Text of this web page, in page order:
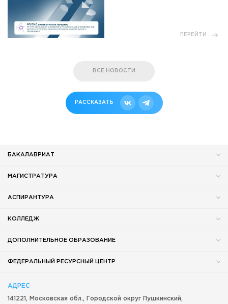
ПЕРЕЙТИ
ВСЕ НОВОСТИ
РАССКАЗАТЬ
БАКАЛАВРИАТ
МАГИСТРАТУРА
АСПИРАНТУРА
КОЛЛЕДЖ
ДОПОЛНИТЕЛЬНОЕ ОБРАЗОВАНИЕ
ФЕДЕРАЛЬНЫЙ РЕСУРСНЫЙ ЦЕНТР
АДРЕС
141221, Московская обл., Городской округ Пушкинский,